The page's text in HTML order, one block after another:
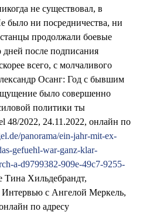
не существовал, в
ни посредничества, ни
продолжали боевые
дней после подписания
всего, с молчаливого
Осанг: Год с бывшим
было совершенно
политики ты
48/2022, 24.11.2022, онлайн по
panorama/ein-jahr-mit-ex-
gefuehl-war-ganz-klar-
a-d9799382-909e-49c7-9255-
Тина Хильдебрандт,
с Ангелой Меркель,
по адресу